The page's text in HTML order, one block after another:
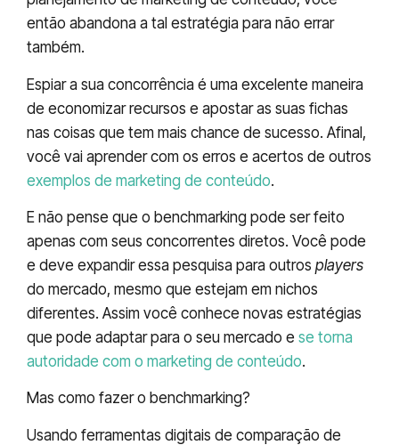
então abandona a tal estratégia para não errar
também.
Espiar a sua concorrência é uma excelente maneira
de economizar recursos e apostar as suas fichas
nas coisas que tem mais chance de sucesso. Afinal,
você vai aprender com os erros e acertos de outros
exemplos de marketing de conteúdo.
E não pense que o benchmarking pode ser feito
apenas com seus concorrentes diretos. Você pode
e deve expandir essa pesquisa para outros players
do mercado, mesmo que estejam em nichos
diferentes. Assim você conhece novas estratégias
que pode adaptar para o seu mercado e se torna
autoridade com o marketing de conteúdo.
Mas como fazer o benchmarking?
Usando ferramentas digitais de comparação de